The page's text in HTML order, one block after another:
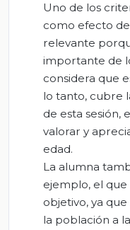
Uno de los
como efecto
relevante
importante de
considera que
lo tanto, cubre
de esta sesión,
valorar y
edad.
La alumna
ejemplo, el
objetivo, ya
la población a